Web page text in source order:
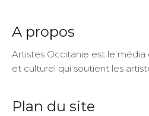
A propos
Artistes Occitanie est le média
et culturel qui soutient les
Plan du site